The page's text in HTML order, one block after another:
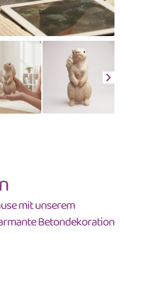
mit unserem
Betondekoration